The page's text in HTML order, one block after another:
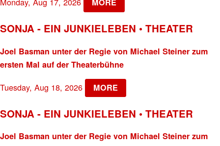
MORE
SONJA - EIN JUNKIELEBEN • THEATER
Joel Basman unter der Regie von Michael Steiner zum
ersten Mal auf der Theaterbühne
Tuesday, Aug 18, 2026 MORE
SONJA - EIN JUNKIELEBEN • THEATER
Joel Basman unter der Regie von Michael Steiner zum